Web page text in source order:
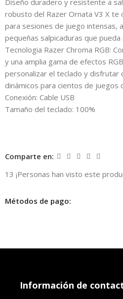
robusto del Razer Ornata V3 X te
para sesiones de juego intensas,
pequeñas salpicaduras que pueda
Tecnologia Razer Chroma RGB:
y una amplia gama de efectos
personalizar el teclado y disfrutar
dinámicos para cientos de juegos
Conexión: Cable USB
Tamaño del teclado: 100%
Comparte en:
13 ¡Personas han visto este
Métodos de pago:
Información de